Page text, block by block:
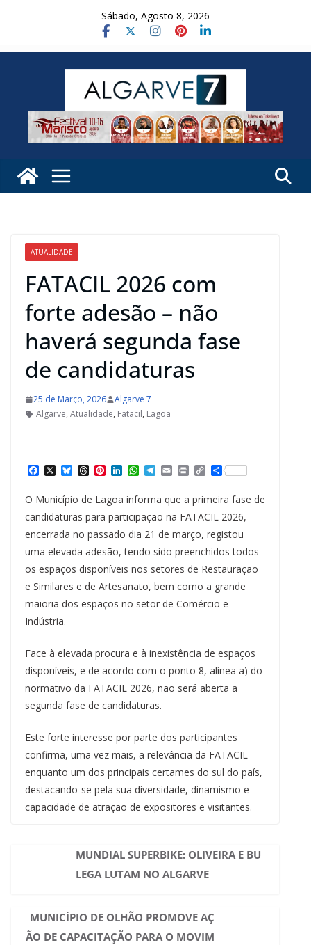
Sábado, Agosto 8, 2026
ATUALIDADE
FATACIL 2026 com
forte adesão – não
haverá segunda fase
de candidaturas
25 de Março, 2026
Algarve 7
Algarve, Atualidade, Fatacil, Lagoa
c
e
b
o
k
X B
e
s
y
T
e
a
s
P
t
e
r
e
s
t
L
n
k
e
I
n
W
t
s
p
p
T
e
g
a
m
E
i
l
P
n
t
C
y
L
n
k
S
r
e
O Município de Lagoa informa que a primeira fase de
candidaturas para participação na FATACIL 2026,
encerrada no passado dia 21 de março, registou
uma elevada adesão, tendo sido preenchidos todos
os espaços disponíveis nos setores de Restauração
e Similares e de Artesanato, bem como a grande
maioria dos espaços no setor de Comércio e
Indústria.
Face à elevada procura e à inexistência de espaços
disponíveis, e de acordo com o ponto 8, alínea a) do
normativo da FATACIL 2026, não será aberta a
segunda fase de candidaturas.
Este forte interesse por parte dos participantes
confirma, uma vez mais, a relevância da FATACIL
enquanto um dos principais certames do sul do país,
destacando-se pela sua diversidade, dinamismo e
capacidade de atração de expositores e visitantes.
MUNDIAL SUPERBIKE: OLIVEIRA E BU
LEGA LUTAM NO ALGARVE
MUNICÍPIO DE OLHÃO PROMOVE AÇ
ÃO DE CAPACITAÇÃO PARA O MOVIM